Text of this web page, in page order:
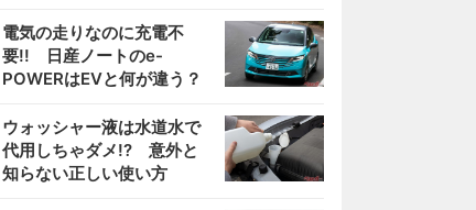
電気の走りなのに充電不
要!! 日産ノートのe-
POWERはEVと何が違う？
ウォッシャー液は水道水で
代用しちゃダメ!? 意外と
知らない正しい使い方